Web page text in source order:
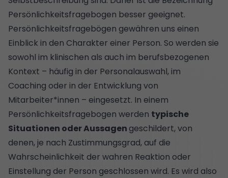
Persönlichkeitsfragebogen besser geeignet.
Persönlichkeitsfragebögen gewähren uns einen
Einblick in den Charakter einer Person. So werden sie
sowohl im klinischen als auch im berufsbezogenen
Kontext – häufig in der Personalauswahl, im
Coaching oder in der Entwicklung von
Mitarbeiter*innen – eingesetzt. In einem
Persönlichkeitsfragebogen werden typische
Situationen oder Aussagengeschildert, von
denen, je nach Zustimmungsgrad, auf die
Wahrscheinlichkeit der wahren Reaktion oder
Einstellung der Person geschlossen wird. Es wird also